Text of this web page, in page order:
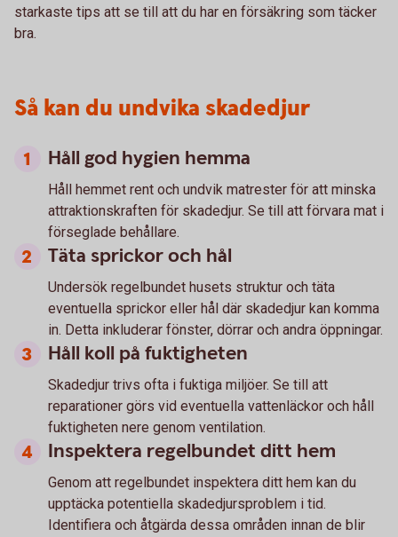
starkaste tips att se till att du har en försäkring som täcker
bra.
Så kan du undvika skadedjur
Håll god hygien hemma
Håll hemmet rent och undvik matrester för att minska
attraktionskraften för skadedjur. Se till att förvara mat i
förseglade behållare.
Täta sprickor och hål
Undersök regelbundet husets struktur och täta
eventuella sprickor eller hål där skadedjur kan komma
in. Detta inkluderar fönster, dörrar och andra öppningar.
Håll koll på fuktigheten
Skadedjur trivs ofta i fuktiga miljöer. Se till att
reparationer görs vid eventuella vattenläckor och håll
fuktigheten nere genom ventilation.
Inspektera regelbundet ditt hem
Genom att regelbundet inspektera ditt hem kan du
upptäcka potentiella skadedjursproblem i tid.
Identifiera och åtgärda dessa områden innan de blir